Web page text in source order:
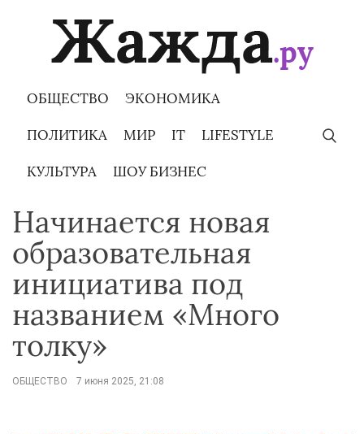
ОБЩЕСТВО ЭКОНОМИКА
ПОЛИТИКА МИР IT LIFESTYLE
КУЛЬТУРА ШОУ БИЗНЕС
Начинается новая
образовательная
инициатива под
названием «Много
толку»
ОБЩЕСТВО 7 июня 2025, 21:08